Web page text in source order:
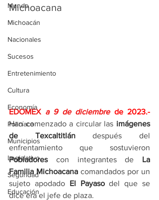
Mundo
Michoacán
Nacionales
Sucesos
Entretenimiento
Cultura
Economía
Policíaca
Municipios
Legislativo
Seguridad
Educación
Michoacana
EDOMEX a 9 de diciembre
Han comenzado a circular las imágenes
de Texcaltitlán después del
Pobladores con integrantes de La
Familia Michoacana comandados por un
sujeto apodado El Payaso del que se
dice era el jefe de plaza.